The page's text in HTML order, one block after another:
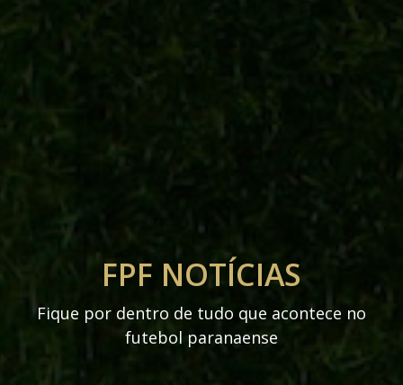
FPF NOTÍCIAS
Fique por dentro de tudo que acontece no
futebol paranaense